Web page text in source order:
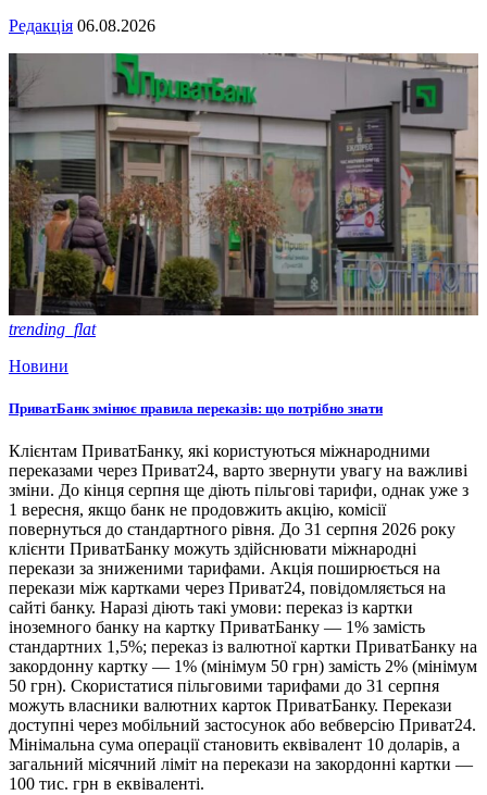
Редакція 06.08.2026
trending_flat
Новини
ПриватБанк змінює правила переказів: що потрібно знати
Клієнтам ПриватБанку, які користуються міжнародними
переказами через Приват24, варто звернути увагу на важливі
зміни. До кінця серпня ще діють пільгові тарифи, однак уже з
1 вересня, якщо банк не продовжить акцію, комісії
повернуться до стандартного рівня. До 31 серпня 2026 року
клієнти ПриватБанку можуть здійснювати міжнародні
перекази за зниженими тарифами. Акція поширюється на
перекази між картками через Приват24, повідомляється на
сайті банку. Наразі діють такі умови: переказ із картки
іноземного банку на картку ПриватБанку — 1% замість
стандартних 1,5%; переказ із валютної картки ПриватБанку на
закордонну картку — 1% (мінімум 50 грн) замість 2% (мінімум
50 грн). Скористатися пільговими тарифами до 31 серпня
можуть власники валютних карток ПриватБанку. Перекази
доступні через мобільний застосунок або вебверсію Приват24.
Мінімальна сума операції становить еквівалент 10 доларів, а
загальний місячний ліміт на перекази на закордонні картки —
100 тис. грн в еквіваленті.